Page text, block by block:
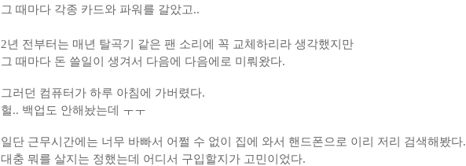
그 때마다 각종 카드와 파워를 갈았고..
2년 전부터는 매년 탈곡기 같은 팬 소리에 꼭 교체하리라 생각했지만
그 때마다 돈 쓸일이 생겨서 다음에 다음에로 미뤄왔다.
그러던 컴퓨터가 하루 아침에 가버렸다.
헐.. 백업도 안해놨는데 ㅜㅜ
일단 근무시간에는 너무 바빠서 어쩔 수 없이 집에 와서 핸드폰으로 이리 저리 검색해봤다.
대충 뭐를 살지는 정했는데 어디서 구입할지가 고민이었다.